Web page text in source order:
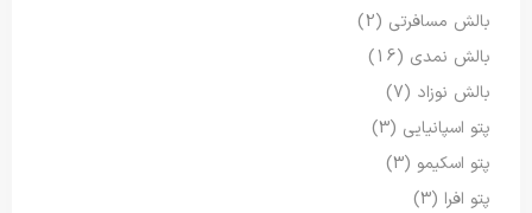
بالش مسافرتی (2)
بالش نمدی (16)
بالش نوزاد (7)
پتو اسپانیایی (3)
پتو اسکیمو (3)
پتو افرا (3)